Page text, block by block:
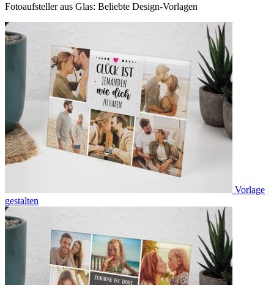
Fotoaufsteller aus Glas: Beliebte Design-Vorlagen
Vorlage
gestalten